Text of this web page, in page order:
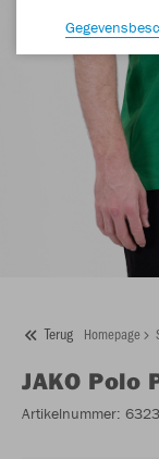
Terug Homepage
JAKO Polo
Artikelnummer: 6323